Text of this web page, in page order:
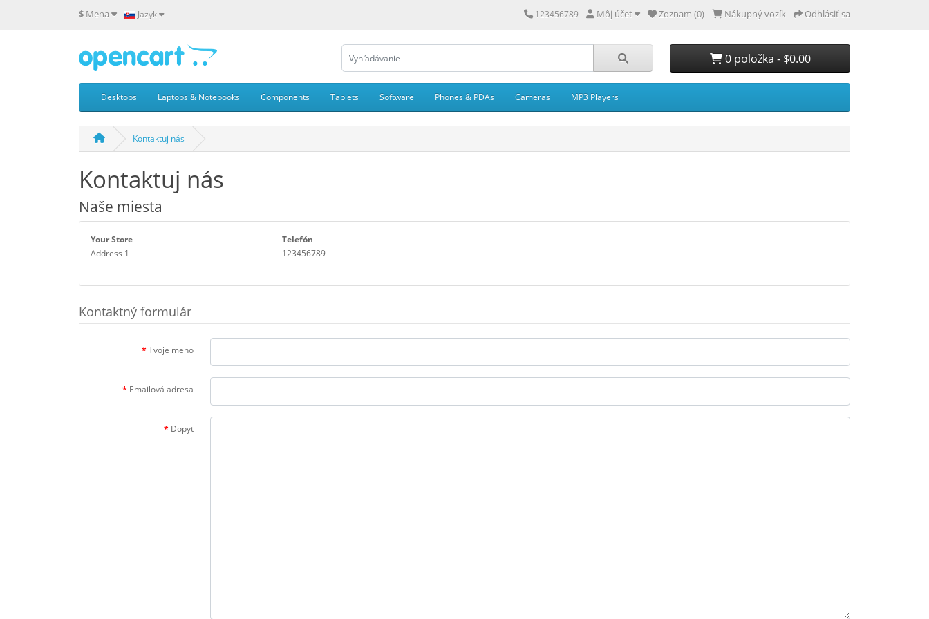
$ Mena Jazyk 123456789 Môj účet Zoznam (0) Nákupný vozík Odhlásiť sa
0 položka - $0.00
Desktops Laptops & Notebooks Components Tablets Software Phones & PDAs Cameras MP3 Players
Kontaktuj nás
Kontaktuj nás
Naše miesta
Your Store
Address 1
Telefón
123456789
Kontaktný formulár
Tvoje meno
Emailová adresa
Dopyt